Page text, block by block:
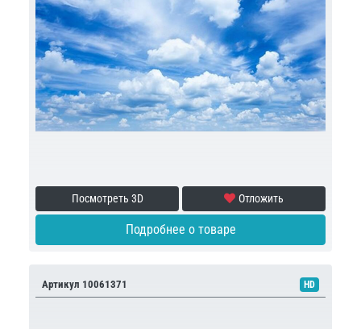
Посмотреть 3D Отложить
Подробнее о товаре
Артикул 10061371 HD